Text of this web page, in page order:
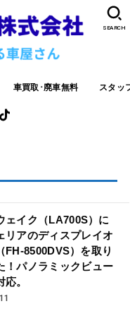
車買取･廃車無料 スタッ
SEARCH
ェイク（LA700S）に
リアのディスプレイオ
FH-8500DVS）を取り
！パノラミックビュー
。